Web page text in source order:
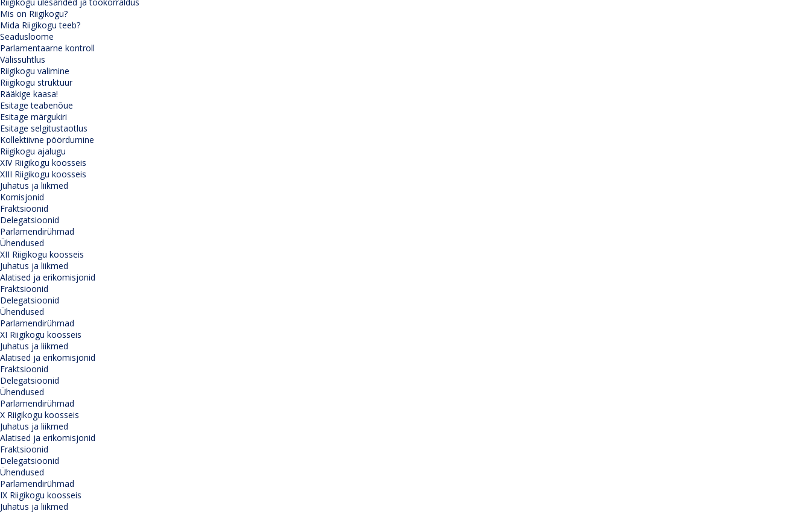
Mis on Riigikogu?
Mida Riigikogu teeb?
Seadusloome
Parlamentaarne kontroll
Välissuhtlus
Riigikogu valimine
Riigikogu struktuur
Rääkige kaasa!
Esitage teabenõue
Esitage märgukiri
Esitage selgitustaotlus
Kollektiivne pöördumine
Riigikogu ajalugu
XIV Riigikogu koosseis
XIII Riigikogu koosseis
Juhatus ja liikmed
Komisjonid
Fraktsioonid
Delegatsioonid
Parlamendirühmad
Ühendused
XII Riigikogu koosseis
Juhatus ja liikmed
Alatised ja erikomisjonid
Fraktsioonid
Delegatsioonid
Ühendused
Parlamendirühmad
XI Riigikogu koosseis
Juhatus ja liikmed
Alatised ja erikomisjonid
Fraktsioonid
Delegatsioonid
Ühendused
Parlamendirühmad
X Riigikogu koosseis
Juhatus ja liikmed
Alatised ja erikomisjonid
Fraktsioonid
Delegatsioonid
Ühendused
Parlamendirühmad
IX Riigikogu koosseis
Juhatus ja liikmed